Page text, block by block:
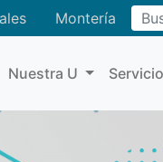
MonteríaBuscar
Nuestra U